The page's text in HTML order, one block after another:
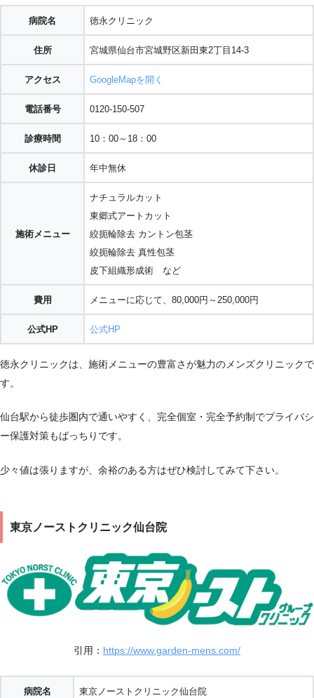
病院名 徳永クリニック
住所 宮城県仙台市宮城野区新田東2丁目14-3
アクセス GoogleMapを開く
電話番号 0120-150-507
診療時間 10：00～18：00
休診日 年中無休
施術メニュー
ナチュラルカット
東郷式アートカット
絞扼輪除去 カントン包茎
絞扼輪除去 真性包茎
皮下組織形成術 など
費用 メニューに応じて、80,000円～250,000円
公式HP 公式HP
徳永クリニックは、施術メニューの豊富さが魅力のメンズクリニックで
す。
仙台駅から徒歩圏内で通いやすく、完全個室・完全予約制でプライバシ
ー保護対策もばっちりです。
少々値は張りますが、余裕のある方はぜひ検討してみて下さい。
東京ノーストクリニック仙台院
引用： https://www.garden-mens.com/
病院名 東京ノーストクリニック仙台院